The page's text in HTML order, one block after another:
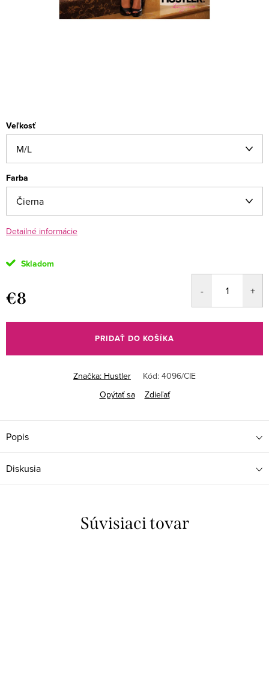
Veľkosť
Farba
Detailné informácie
Skladom
€8
cena:
PRIDAŤ DO KOŠÍKA
Značka: Hustler Kód: 4096/CIE
Opýtať sa
Zdieľať
Popis
Diskusia
Súvisiaci tovar